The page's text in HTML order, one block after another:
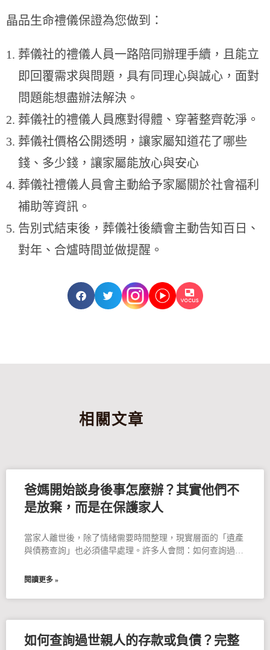
晶品生命禮儀保證為您做到：
葬儀社的禮儀人員一路陪同辦理手續，且能立
即回覆需求與問題，具有同理心與誠心，面對
問題能想盡辦法解決。
葬儀社的禮儀人員應對得體、穿著整齊乾淨。
葬儀社價格公開透明，讓家屬知道花了哪些
錢、多少錢，讓家屬能放心與安心
葬儀社禮儀人員會主動給予家屬關於社會福利
補助等資訊。
告別式結束後，葬儀社後續會主動告知百日、
對年、合爐時間並做提醒。
相關文章
爸媽開始談身後事怎麼辦？其實他們不
是放棄，而是在保護家人
當家人離世後，除了情緒需要時間整理，現實層面的「遺產
與債務查詢」也必須儘早處理。許多人會問：如何查詢過世
閱讀更多 »
如何查詢過世親人的存款或負債？完整